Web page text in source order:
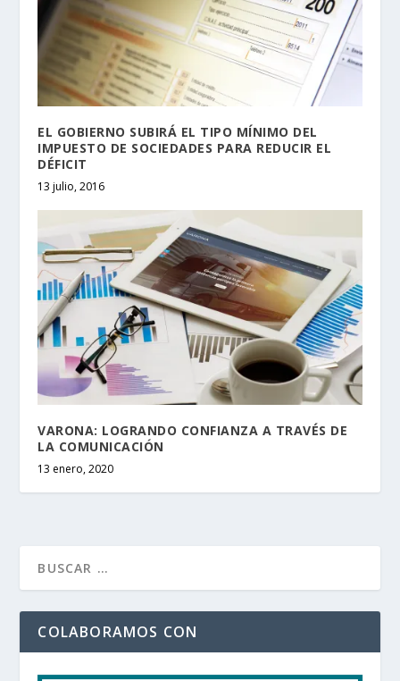
EL GOBIERNO SUBIRÁ EL TIPO MÍNIMO DEL
IMPUESTO DE SOCIEDADES PARA REDUCIR EL
DÉFICIT
13 julio, 2016
VARONA: LOGRANDO CONFIANZA A TRAVÉS DE
LA COMUNICACIÓN
13 enero, 2020
COLABORAMOS CON